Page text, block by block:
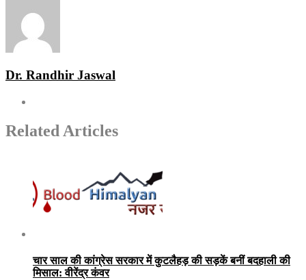
Dr. Randhir Jaswal
Related Articles
चार साल की कांग्रेस सरकार में कुटलैहड़ की सड़कें बनीं बदहाली की
मिसाल: वीरेंद्र कंवर